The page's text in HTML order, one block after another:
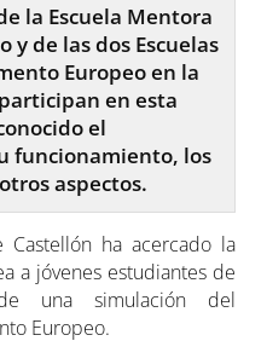
la Escuela Mentora
y de las dos Escuelas
Europeo en la
en esta
el
funcionamiento, los
aspectos.
Castellón ha acercado la
a jóvenes estudiantes de
una simulación del
Europeo.